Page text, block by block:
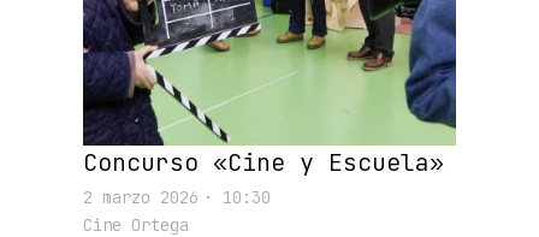
Concurso «Cine y Escuela»
2 marzo 2026 · 10:30
Cine Ortega